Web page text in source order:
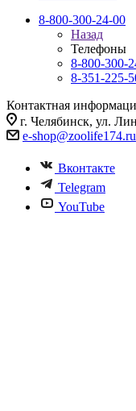
8-800-300-24-00
Назад
Телефоны
8-800-300-
8-351-225-
Контактная
г. Челябинск, ул.
e-shop@zoolife174.ru
Вконтакте
Telegram
YouTube